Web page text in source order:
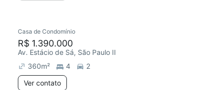
Casa de Condomínio
R$ 1.390.000
Av. Estácio de Sá, São Paulo II
360m² 4
2
Ver contato